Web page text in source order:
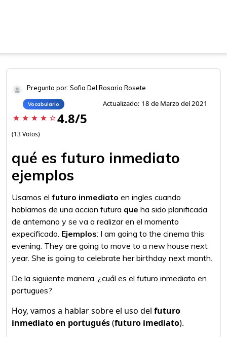
Pregunta por: Sofia Del Rosario Rosete
Vocabulario Actualizado: 18 de Marzo del 2021
star star star star star_border 4.8/5
(13 Votos)
qué es futuro inmediato
ejemplos
Usamos el futuro inmediato en ingles cuando
hablamos de una accion futura que ha sido planificada
de antemano y se va a realizar en el momento
expecificado. Ejemplos: I am going to the cinema this
evening. They are going to move to a new house next
year. She is going to celebrate her birthday next month.
De la siguiente manera, ¿cuál es el futuro inmediato en
portugues?
Hoy, vamos a hablar sobre el uso del futuro
inmediato en portugués(futuro imediato).